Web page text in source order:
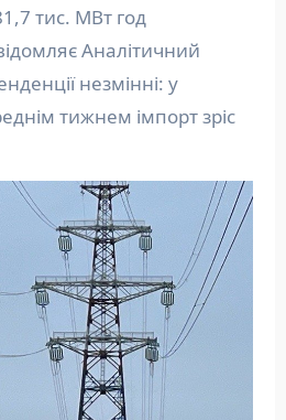
тис. МВт год
Аналітичний
незмінні: у
тижнем імпорт зріс